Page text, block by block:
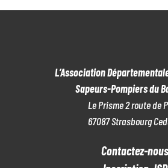
L’Association
Sapeurs-Pompiers du
Le Prisme 2 route de
67087 Strasbourg
Contactez-nous